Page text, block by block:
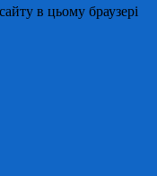
в цьому браузері